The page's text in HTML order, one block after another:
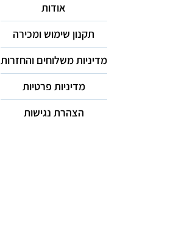
אודות
תקנון שימוש ומכירה
מדיניות משלוחים והחזרות
מדיניות פרטיות
הצהרת נגישות